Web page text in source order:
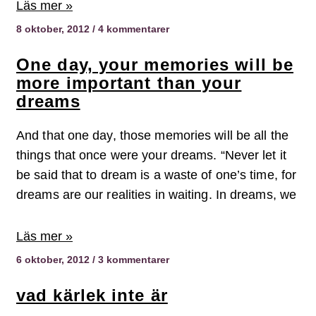
Läs mer »
8 oktober, 2012 4 kommentarer
One day, your memories will be
more important than your
dreams
And that one day, those memories will be all the
things that once were your dreams. “Never let it
be said that to dream is a waste of one’s time, for
dreams are our realities in waiting. In dreams, we
Läs mer »
6 oktober, 2012 3 kommentarer
vad kärlek inte är